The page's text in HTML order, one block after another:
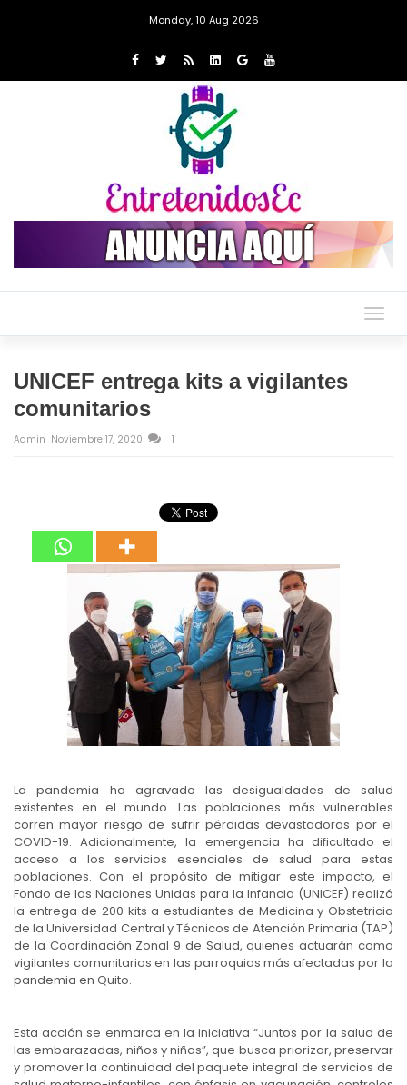
Monday, 10 Aug 2026
UNICEF entrega kits a vigilantes
comunitarios
Admin Noviembre 17, 2020 1
La pandemia ha agravado las desigualdades de salud
existentes en el mundo. Las poblaciones más vulnerables
corren mayor riesgo de sufrir pérdidas devastadoras por el
COVID-19. Adicionalmente, la emergencia ha dificultado el
acceso a los servicios esenciales de salud para estas
poblaciones. Con el propósito de mitigar este impacto, el
Fondo de las Naciones Unidas para la Infancia (UNICEF) realizó
la entrega de 200 kits a estudiantes de Medicina y Obstetricia
de la Universidad Central y Técnicos de Atención Primaria (TAP)
de la Coordinación Zonal 9 de Salud, quienes actuarán como
vigilantes comunitarios en las parroquias más afectadas por la
pandemia en Quito.
Esta acción se enmarca en la iniciativa “Juntos por la salud de
las embarazadas, niños y niñas”, que busca priorizar, preservar
y promover la continuidad del paquete integral de servicios de